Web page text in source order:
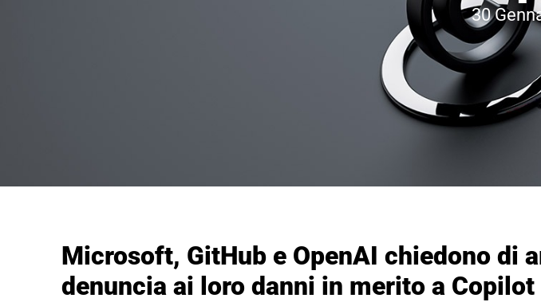
30
Microsoft, GitHub e OpenAI chiedono di
denuncia ai loro danni in merito a Copilot